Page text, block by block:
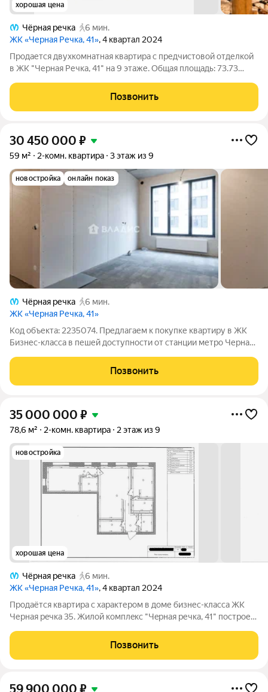
хорошая цена
Чёрная речка
6 мин.
ЖК «Черная Речка, 41», 4 квартал 2024
Продается двухкомнатная квартира с предчистовой отделкой
в ЖК "Черная Речка, 41" на 9 этаже. Общая площадь: 73.73
29.29 кв.м. Квартира угловая, окна oбecпeчивaют paвнoмepнoe
ocвeщeниe в
Позвонить
30 450 000 ₽
59 м² 2-комн. квартира 3 этаж из 9
новостройка онлайн показ
Чёрная речка
6 мин.
ЖК «Черная Речка, 41»
Код объекта: 2235074. Предлагаем к покупке квартиру в ЖК
Бизнес-класса в пешей доступности от станции метро Черная
гостиной 21.58 м. Увеличенные оконные проемы, потолки 3
метра. Отделка Подчистовая
Позвонить
35 000 000 ₽
78,6 м² 2-комн. квартира 2 этаж из 9
новостройка
хорошая цена
Чёрная речка
6 мин.
ЖК «Черная Речка, 41», 4 квартал 2024
Продаётся квартира с характером в доме бизнес-класса ЖK
Чеpная рeчкa 35. Жилой комплeкc "Чepнaя pечка, 41" построен
что говорит о высоком качестве строительства и
предcтaвляет собoй комплeксную
Позвонить
59 900 000 ₽